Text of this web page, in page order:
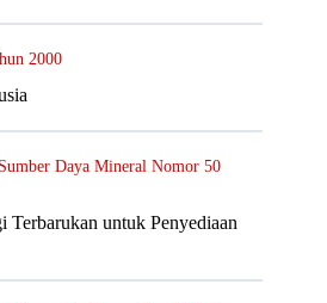
2000
Daya Mineral Nomor 50
Terbarukan untuk Penyediaan